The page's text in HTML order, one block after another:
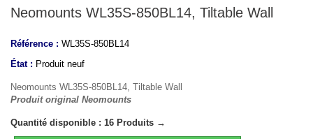
Neomounts WL35S-850BL14, Tiltable Wall
Référence : WL35S-850BL14
État : Produit neuf
Neomounts WL35S-850BL14, Tiltable Wall
Produit original Neomounts
Quantité disponible : 16 Produits →